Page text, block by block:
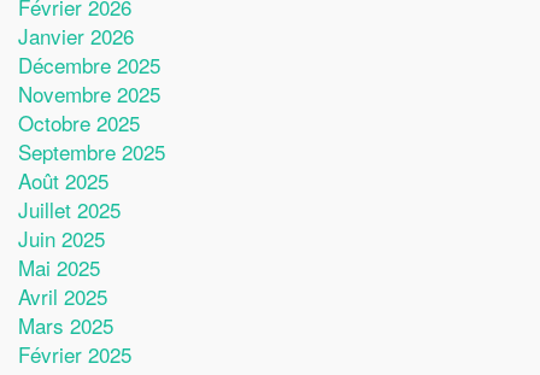
Février 2026
Janvier 2026
Décembre 2025
Novembre 2025
Octobre 2025
Septembre 2025
Août 2025
Juillet 2025
Juin 2025
Mai 2025
Avril 2025
Mars 2025
Février 2025